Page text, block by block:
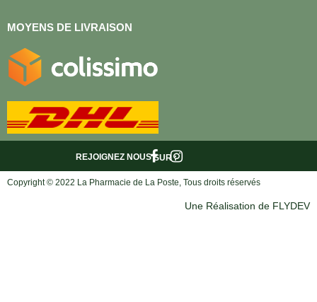
MOYENS DE LIVRAISON
SUR :
REJOIGNEZ NOUS
Copyright © 2022 La Pharmacie de La Poste, Tous droits réservés
Une Réalisation de FLYDEV